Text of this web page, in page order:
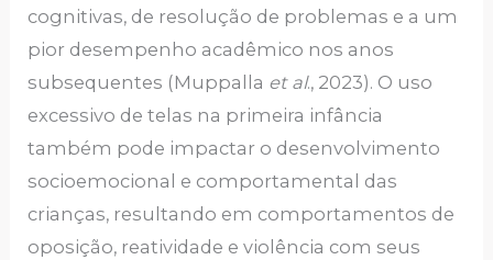
cognitivas, de resolução de problemas e a um
pior desempenho acadêmico nos anos
subsequentes (Muppalla et al., 2023). O uso
excessivo de telas na primeira infância
também pode impactar o desenvolvimento
socioemocional e comportamental das
crianças, resultando em comportamentos de
oposição, reatividade e violência com seus